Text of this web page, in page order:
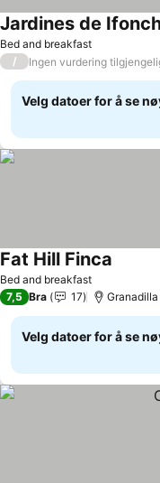
Bed and breakfast
Jardines de
/ Ingen vurdering
Velg datoer for å se
Bed and breakfast
Fat Hill Finca
7,5 Bra 17
Velg datoer for å se